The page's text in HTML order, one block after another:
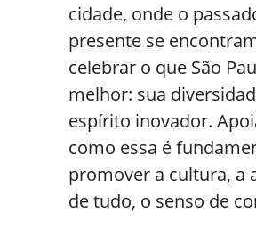
cidade, onde o
presente se
celebrar o que São
melhor: sua
espírito inovador.
como essa é
promover a cultura, a
de tudo, o senso de